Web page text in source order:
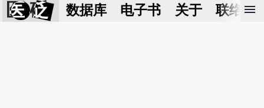
医 砭 数据库 电子书 关于 联络我
menu